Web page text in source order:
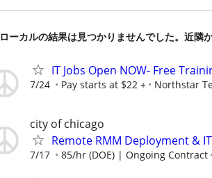
ローカルの結果は見つかりませんでした。近隣
IT Jobs Open NOW- Free
7/24 Pay starts at $22 + Northstar
city of chicago
Remote RMM Deployment &
7/17 85/hr (DOE) | Ongoing Contract